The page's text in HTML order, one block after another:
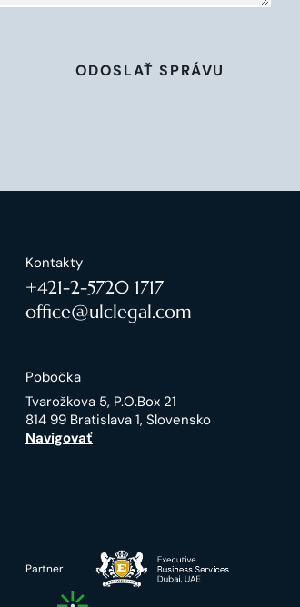
ODOSLAŤ SPRÁVU
Kontakty
+421-2-5720 1717
office@ulclegal.com
Pobočka
Tvarožkova 5, P.O.Box 21
814 99 Bratislava 1, Slovensko
Navigovať
Partner